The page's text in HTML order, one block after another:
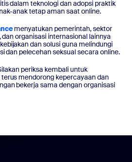
dalam teknologi dan adopsi praktik
anak tetap aman saat online.
menyatukan pemerintah, sektor
organisasi internasional lainnya
dan solusi guna melindungi
dan pelecehan seksual secara online.
periksa kembali untuk
mendorong kepercayaan dan
bekerja sama dengan organisasi